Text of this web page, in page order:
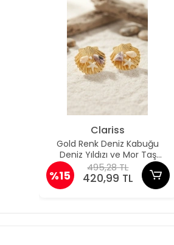
Clariss
Gold Renk Deniz Kabuğu
Deniz Yıldızı ve Mor Taş
Detaylı Küpe
%15
495,28 TL
420,99 TL